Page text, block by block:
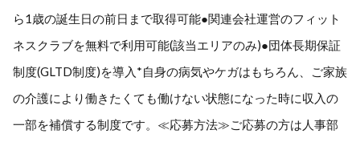
ら1歳の誕生日の前日まで取得可能●関連会社運営のフィット
ネスクラブを無料で利用可能(該当エリアのみ)●団体長期保証
制度(GLTD制度)を導入*自身の病気やケガはもちろん、ご家族
の介護により働きたくても働けない状態になった時に収入の
一部を補償する制度です。≪応募方法≫ご応募の方は人事部